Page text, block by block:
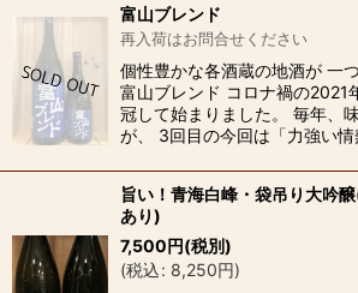
富山ブレンド
再入荷はお問合せください
個性豊かな各酒蔵の地酒が 一
富山ブレンド コロナ禍の2021
冠して始まりました。 毎年、
が、 3回目の今回は「力強い
旨い！青海白峰・袋吊り大吟
あり)
7,500円(税別)
(税込: 8,250円)